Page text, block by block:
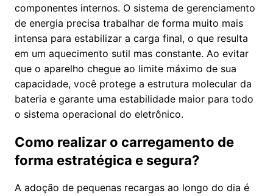
componentes internos. O sistema de gerenciamento
de energia precisa trabalhar de forma muito mais
intensa para estabilizar a carga final, o que resulta
em um aquecimento sutil mas constante. Ao evitar
que o aparelho chegue ao limite máximo de sua
capacidade, você protege a estrutura molecular da
bateria e garante uma estabilidade maior para todo
o sistema operacional do eletrônico.
Como realizar o carregamento de
forma estratégica e segura?
A adoção de pequenas recargas ao longo do dia é